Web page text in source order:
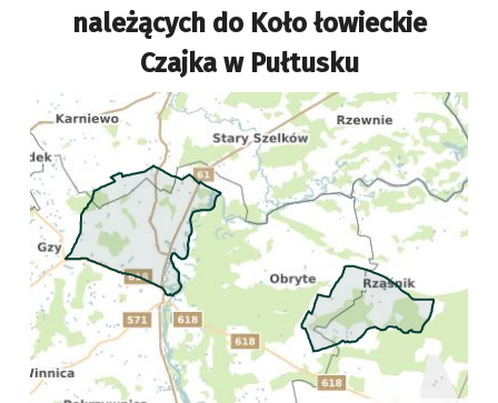
należących do Koło łowieckie
Czajka w Pułtusku